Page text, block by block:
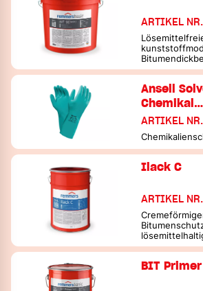
Untergrundvorbehandlung /
Spachtel & Verbundmörtel
Bodenabdichtungen
Innen abdichten und energetisch
Kleben
Platten SLP CS-System
Streifentechnologie iQ-Therm-2.0
Spachtel & Putze
Zubehör & Werkzeuge
Spachtel & Verbundmörtel
Beschichtungen
Bodenabdichtungen
Kleben
Platten [eco]-System
Platten SLP CS-System
Streifentechnologie iQ-Therm-2.0
Spachtel & Putze
Oberflächenfinish
Zubehör & Werkzeuge
ARTIKEL
Polystyrol, 1K
Ansell
Chemikal…
ARTIKEL
Ilack C
ARTIKEL
BIT